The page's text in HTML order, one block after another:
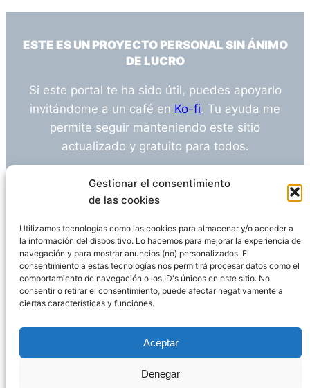
Gestionar el consentimiento
de las cookies
Utilizamos tecnologías como las cookies para almacenar y/o acceder a
la información del dispositivo. Lo hacemos para mejorar la experiencia de
navegación y para mostrar anuncios (no) personalizados. El
consentimiento a estas tecnologías nos permitirá procesar datos como el
comportamiento de navegación o los ID's únicos en este sitio. No
consentir o retirar el consentimiento, puede afectar negativamente a
ciertas características y funciones.
Aceptar
Denegar
ESTE ES UN PROYECTO PERSONAL SIN ÁNIMO
DE LUCRO
Si este portal te ha sido útil, puedes apoyarlo
invitándome a un café en Ko-fi. Tu ayuda me
permite seguir manteniendo este sitio
actualizado y gratuito para todos.
¿Tienes alguna duda o sugerencia? Escríbeme
info@empleosanitarioinvestigacion.es
Descargo de Responsabilidad
Declaración de Privacidad Política de cookies
WordPress